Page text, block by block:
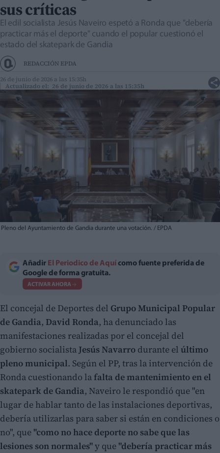
sus críticas
El edil socialista Jesús Naveiro espetó a Ronda que "debería
practicar más el deporte" cuando el popular cuestionó el
estado del skatepark de Gandia
REDACCIÓN EPDA
26 de junio de 2026 a las 15:35h
Actualizado el: 26 de junio de 2026 a las 15:35h
Pleno del Ayuntamiento de Gandia durante una votación. / EPDA
Añadir El Periodico de Aquí como fuente preferida de
Google de forma gratuita.
ACTIVAR AHORA
El concejal de Deportes del Grupo Municipal Popular
de Gandia, David Ronda, ha denunciado las
manifestaciones realizadas por el concejal del
gobierno socialistaJesús Navarro durante el último
pleno municipal. Según el PP, tras la intervención de
Ronda cuestionando la falta de mantenimiento en el
skatepark de Gandia, Naveiro le respondió que "en
lugar de hablar tanto de las instalaciones deportivas,
debería utilizarlas para saber si están en condiciones o
no", que "como no hace deporte no sabe que las
lesiones son normales"y que "debería practicar más